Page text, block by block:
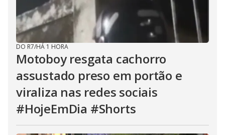
DO R7/HÁ 1 HORA
Motoboy resgata cachorro
assustado preso em portão e
viraliza nas redes sociais
#HojeEmDia #Shorts